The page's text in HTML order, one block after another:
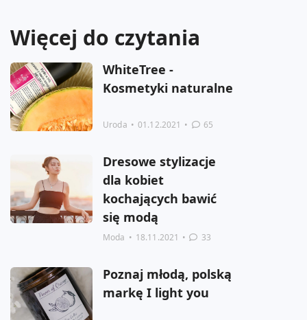
Więcej do czytania
WhiteTree -
Kosmetyki naturalne
Uroda • 01.12.2021 • 65
Dresowe stylizacje
dla kobiet
kochających bawić
się modą
Moda • 18.11.2021 • 33
Poznaj młodą, polską
markę I light you